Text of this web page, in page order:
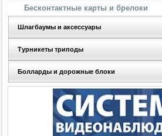
Бесконтактные карты и брелоки
Шлагбаумы и аксессуары
Турникеты триподы
Болларды и дорожные блоки